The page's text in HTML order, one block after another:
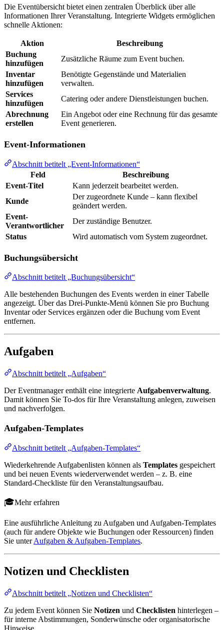
Die Eventübersicht bietet einen zentralen Überblick über alle
Informationen Ihrer Veranstaltung. Integrierte Widgets ermöglichen
schnelle Aktionen:
Aktion
Beschreibung
Buchung
hinzufügen
Zusätzliche Räume zum Event buchen.
Inventar
hinzufügen
Benötigte Gegenstände und Materialien
verwalten.
Services
hinzufügen
Catering oder andere Dienstleistungen buchen.
Abrechnung
erstellen
Ein Angebot oder eine Rechnung für das gesamte
Event generieren.
Event-Informationen
Abschnitt betitelt „Event-Informationen“
Feld
Beschreibung
Event-Titel
Kann jederzeit bearbeitet werden.
Kunde
Der zugeordnete Kunde – kann flexibel
geändert werden.
Event-
Verantwortlicher
Der zuständige Benutzer.
Status
Wird automatisch vom System zugeordnet.
Buchungsübersicht
Abschnitt betitelt „Buchungsübersicht“
Alle bestehenden Buchungen des Events werden in einer Tabelle
angezeigt. Über das Drei-Punkte-Menü können Sie pro Buchung
Inventar oder Services ergänzen oder die Buchung vom Event
entfernen.
Aufgaben
Abschnitt betitelt „Aufgaben“
Der Eventmanager enthält eine integrierte Aufgabenverwaltung.
Damit können Sie To-dos für Ihre Veranstaltung anlegen, zuweisen
und nachverfolgen.
Aufgaben-Templates
Abschnitt betitelt „Aufgaben-Templates“
Wiederkehrende Aufgabenlisten können als Templates gespeichert
und bei neuen Events wiederverwendet werden – z. B. eine
Standard-Checkliste für den Veranstaltungsaufbau.
Mehr erfahren
Eine ausführliche Anleitung zu Aufgaben und Aufgaben-Templates
(auch für andere Objekte wie Buchungen oder Ressourcen) finden
Sie unterAufgaben & Aufgaben-Templates.
Notizen und Checklisten
Abschnitt betitelt „Notizen und Checklisten“
Zu jedem Event können Sie Notizen und Checklisten hinterlegen –
für interne Abstimmungen, Sonderwünsche oder organisatorische
Hinweise.